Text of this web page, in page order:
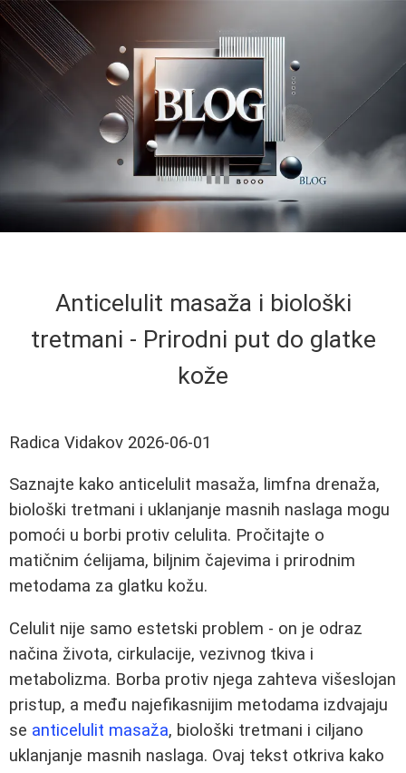
Anticelulit masaža i biološki
tretmani - Prirodni put do glatke
kože
Radica Vidakov 2026-06-01
Saznajte kako anticelulit masaža, limfna drenaža,
biološki tretmani i uklanjanje masnih naslaga mogu
pomoći u borbi protiv celulita. Pročitajte o
matičnim ćelijama, biljnim čajevima i prirodnim
metodama za glatku kožu.
Celulit nije samo estetski problem - on je odraz
načina života, cirkulacije, vezivnog tkiva i
metabolizma. Borba protiv njega zahteva višeslojan
pristup, a među najefikasnijim metodama izdvajaju
se anticelulit masaža, biološki tretmani i ciljano
uklanjanje masnih naslaga. Ovaj tekst otkriva kako